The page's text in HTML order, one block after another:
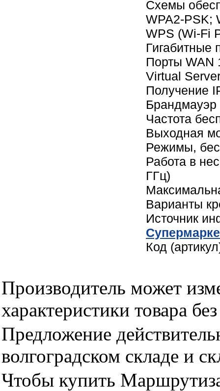
Схемы
WPA2-PSK;
WPS (Wi-Fi
Гигабитные
Порты WAN
Virtual
Получение
Брандмауэр
Частота
Выходная
Режимы,
Работа в
ГГц)
Варианты
Источник
Код
Производитель может
характеристики товара
Предложение
волгоградском складе и
Чтобы купить